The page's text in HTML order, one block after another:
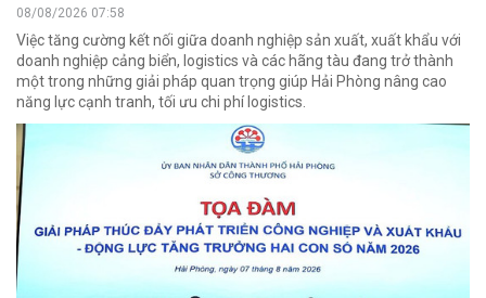
08/08/2026 07:58
Việc tăng cường kết nối giữa doanh nghiệp sản xuất, xuất khẩu với
doanh nghiệp cảng biển, logistics và các hãng tàu đang trở thành
một trong những giải pháp quan trọng giúp Hải Phòng nâng cao
năng lực cạnh tranh, tối ưu chi phí logistics.